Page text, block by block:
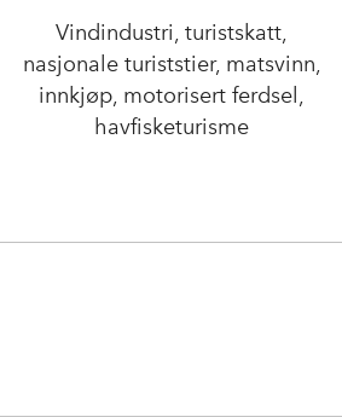
Vindindustri, turistskatt,
nasjonale turiststier, matsvinn,
innkjøp, motorisert ferdsel,
havfisketurisme